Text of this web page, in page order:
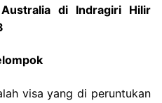
di Indragiri Hilir
visa yang di peruntukan